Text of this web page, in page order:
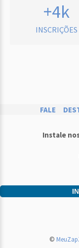
+4k
INSCRIÇÕES
FALE
Instale
©